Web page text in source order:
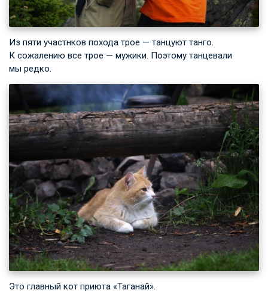
Из пяти участнков похода трое — танцуют танго.
К сожалению все трое — мужики. Поэтому танцевали
мы редко.
Это главный кот приюта «Таганай».